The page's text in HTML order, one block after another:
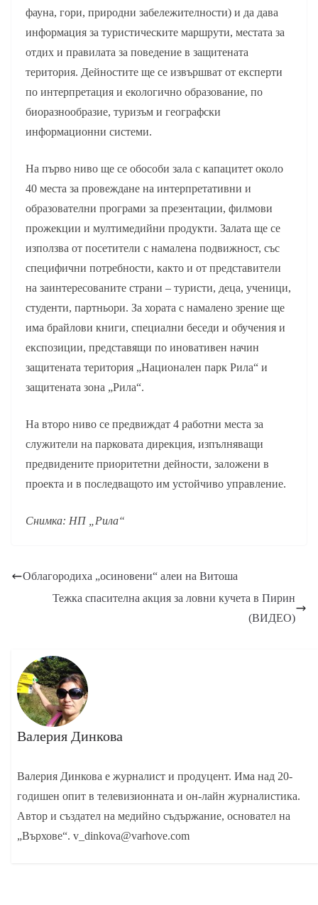
фауна, гори, природни забележителности) и да дава
информация за туристическите маршрути, местата за
отдих и правилата за поведение в защитената
територия. Дейностите ще се извършват от експерти
по интерпретация и екологично образование, по
биоразнообразие, туризъм и географски
информационни системи.
На първо ниво ще се обособи зала с капацитет около
40 места за провеждане на интерпретативни и
образователни програми за презентации, филмови
прожекции и мултимедийни продукти. Залата ще се
използва от посетители с намалена подвижност, със
специфични потребности, както и от представители
на заинтересованите страни – туристи, деца, ученици,
студенти, партньори. За хората с намалено зрение ще
има брайлови книги, специални беседи и обучения и
експозиции, представящи по иновативен начин
защитената територия „Национален парк Рила“ и
защитената зона „Рила“.
На второ ниво се предвиждат 4 работни места за
служители на парковата дирекция, изпълняващи
предвидените приоритетни дейности, заложени в
проекта и в последващото им устойчиво управление.
Снимка: НП „Рила“
Облагородиха „осиновени“ алеи на Витоша
Тежка спасителна акция за ловни кучета в Пирин
(ВИДЕО)
Валерия Динкова
Валерия Динкова е журналист и продуцент. Има над 20-
годишен опит в телевизионната и он-лайн журналистика.
Автор и създател на медийно съдържание, основател на
„Върхове“. v_dinkova@varhove.com